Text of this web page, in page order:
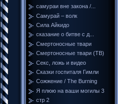
самураи вне закона /...
Самурай – волк
Сила Айкидо
сказание о битве с д...
Смертоносные твари
Смертоносные твари (ТВ)
Секс, ложь и видео
Сказки госпиталя Гимли
Сожжение / The Burning
Я плюю на ваши могилы 3
стр 2